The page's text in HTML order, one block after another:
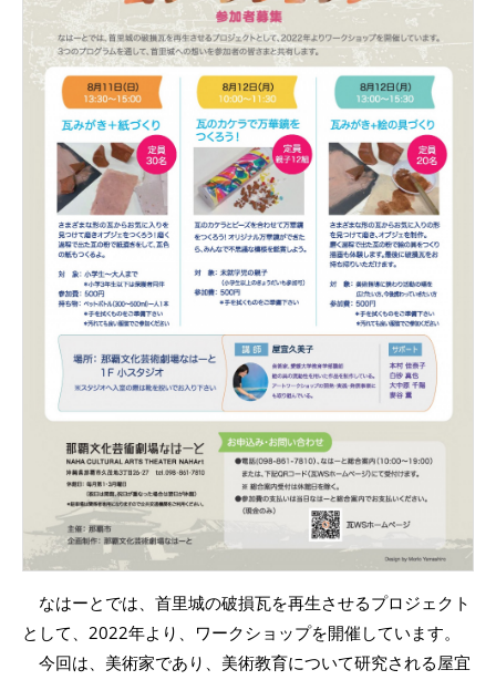
なはーとでは、首里城の破損瓦を再生させるプロジェクト
として、2022年より、ワークショップを開催しています。
今回は、美術家であり、美術教育について研究される屋宜